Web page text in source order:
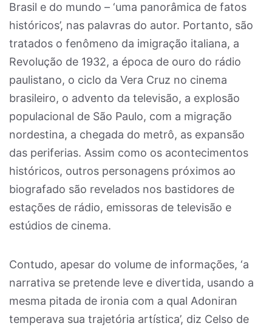
Brasil e do mundo – ‘uma panorâmica de fatos
históricos’, nas palavras do autor. Portanto, são
tratados o fenômeno da imigração italiana, a
Revolução de 1932, a época de ouro do rádio
paulistano, o ciclo da Vera Cruz no cinema
brasileiro, o advento da televisão, a explosão
populacional de São Paulo, com a migração
nordestina, a chegada do metrô, as expansão
das periferias. Assim como os acontecimentos
históricos, outros personagens próximos ao
biografado são revelados nos bastidores de
estações de rádio, emissoras de televisão e
estúdios de cinema.
Contudo, apesar do volume de informações, ‘a
narrativa se pretende leve e divertida, usando a
mesma pitada de ironia com a qual Adoniran
temperava sua trajetória artística’, diz Celso de